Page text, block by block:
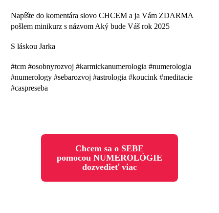
Napíšte do komentára slovo CHCEM a ja Vám ZDARMA
pošlem minikurz s názvom Aký bude Váš rok 2025
S láskou Jarka
#tcm #osobnyrozvoj #karmickanumerologia #numerologia
#numerology #sebarozvoj #astrologia #koucink #meditacie
#caspreseba
Chcem sa o SEBE
pomocou NUMEROLÓGIE
dozvedieť viac